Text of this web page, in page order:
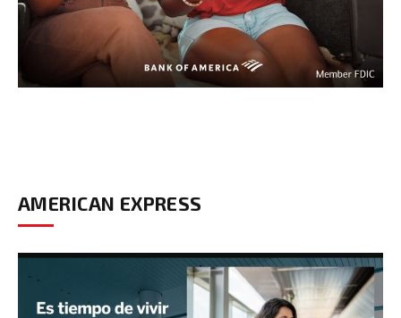
AMERICAN EXPRESS